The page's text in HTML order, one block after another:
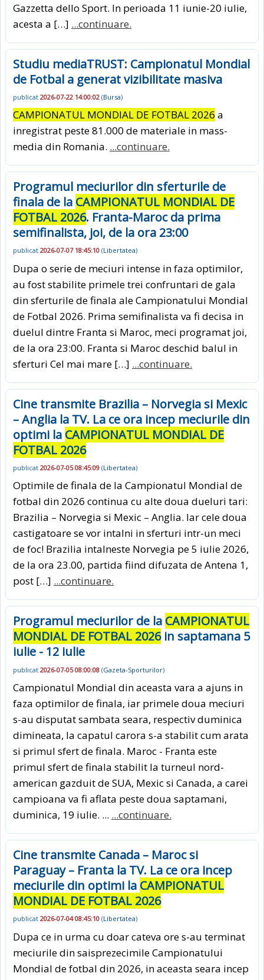
Gazzetta dello Sport. In perioada 11 iunie-20 iulie,
acesta a […] ...continuare.
Studiu mediaTRUST: Campionatul Mondial
de Fotbal a generat vizibilitate masiva
publicat 2026-07-22 14:00:02 (Bursa)
CAMPIONATUL MONDIAL DE FOTBAL 2026 a
inregistrat peste 81.000 de materiale in mass-
media din Romania. ...continuare.
Programul meciurilor din sferturile de
finala de la CAMPIONATUL MONDIAL DE
FOTBAL 2026. Franta-Maroc da prima
semifinalista, joi, de la ora 23:00
publicat 2026-07-07 18:45:10 (Libertatea)
Dupa o serie de meciuri intense in faza optimilor,
au fost stabilite primele trei confruntari de gala
din sferturile de finala ale Campionatului Mondial
de Fotbal 2026. Prima semifinalista va fi decisa in
duelul dintre Franta si Maroc, meci programat joi,
de la ora 23:00. Franta si Maroc deschid balul in
sferturi Cel mai mare […] ...continuare.
Cine transmite Brazilia – Norvegia si Mexic
– Anglia la TV. La ce ora incep meciurile din
optimi la CAMPIONATUL MONDIAL DE
FOTBAL 2026
publicat 2026-07-05 08:45:09 (Libertatea)
Optimile de finala de la Campionatul Mondial de
fotbal din 2026 continua cu alte doua dueluri tari:
Brazilia – Norvegia si Mexic – Anglia. Iar cele doua
castigatoare se vor intalni in sferturi intr-un meci
de foc! Brazilia intalneste Norvegia pe 5 iulie 2026,
de la ora 23.00, partida fiind difuzata de Antena 1,
post […] ...continuare.
Programul meciurilor de la CAMPIONATUL
MONDIAL DE FOTBAL 2026in saptamana 5
iulie - 12 iulie
publicat 2026-07-05 08:00:08 (Gazeta-Sporturilor)
Campionatul Mondial din aceasta vara a ajuns in
faza optimilor de finala, iar primele doua meciuri
s-au disputat sambata seara, respectiv duminica
dimineata, la capatul carora s-a stabilit cum arata
si primul sfert de finala. Maroc - Franta este
primul sfert de finala stabilit la turneul nord-
american gazduit de SUA, Mexic si Canada, a carei
campioana va fi aflata peste doua saptamani,
duminica, 19 iulie. ... ...continuare.
Cine transmite Canada – Maroc si
Paraguay – Franta la TV. La ce ora incep
meciurile din optimi la CAMPIONATUL
MONDIAL DE FOTBAL 2026
publicat 2026-07-04 08:45:10 (Libertatea)
Dupa ce in urma cu doar cateva ore s-au terminat
meciurile din saisprezecimile Campionatului
Mondial de fotbal din 2026, in aceasta seara incep